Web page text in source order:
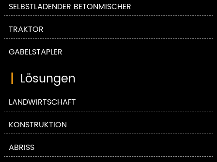
SELBSTLADENDER BETONMISCHER
TRAKTOR
GABELSTAPLER
| Lösungen
LANDWIRTSCHAFT
KONSTRUKTION
ABRISS